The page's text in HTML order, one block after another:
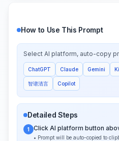
How to Use This Prompt
Select AI platform, auto-copy
ChatGPT Claude Gemini
智谱清言 Copilot
Detailed Steps
1 Click AI platform button
• Prompt will be auto-copied to